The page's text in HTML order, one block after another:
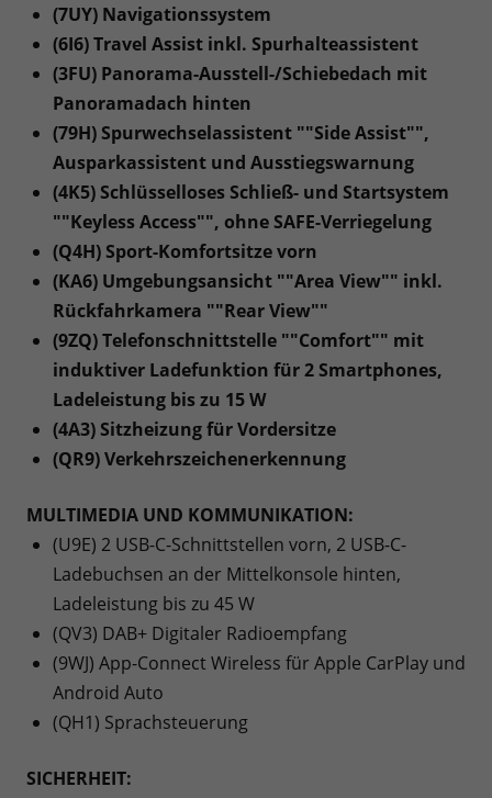
(7UY) Navigationssystem
(6I6) Travel Assist inkl. Spurhalteassistent
(3FU) Panorama-Ausstell-/Schiebedach mit
Panoramadach hinten
(79H) Spurwechselassistent ""Side Assist"",
Ausparkassistent und Ausstiegswarnung
(4K5) Schlüsselloses Schließ- und Startsystem
""Keyless Access"", ohne SAFE-Verriegelung
(Q4H) Sport-Komfortsitze vorn
(KA6) Umgebungsansicht ""Area View"" inkl.
Rückfahrkamera ""Rear View""
(9ZQ) Telefonschnittstelle ""Comfort"" mit
induktiver Ladefunktion für 2 Smartphones,
Ladeleistung bis zu 15 W
(4A3) Sitzheizung für Vordersitze
(QR9) Verkehrszeichenerkennung
MULTIMEDIA UND KOMMUNIKATION:
(U9E) 2 USB-C-Schnittstellen vorn, 2 USB-C-
Ladebuchsen an der Mittelkonsole hinten,
Ladeleistung bis zu 45 W
(QV3) DAB+ Digitaler Radioempfang
(9WJ) App-Connect Wireless für Apple CarPlay und
Android Auto
(QH1) Sprachsteuerung
SICHERHEIT: